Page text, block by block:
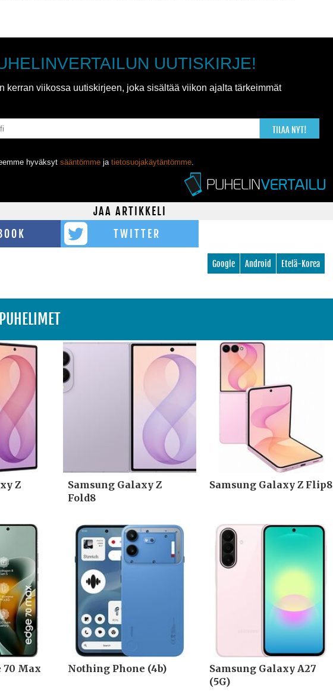
UUTISKIRJE!
kerran viikossa uutiskirjeen, joka sisältää viikon ajalta tärkeimmät
TILAA NYT!
hyväksyt sääntömme ja tietosuojakäytäntömme.
JAA ARTIKKELI
TWITTER
Etelä-Korea
Android
Google
Z
Samsung Galaxy Z
Fold8
Samsung Galaxy Z Flip8
70 Max Nothing Phone (4b)
Samsung Galaxy A27
(5G)